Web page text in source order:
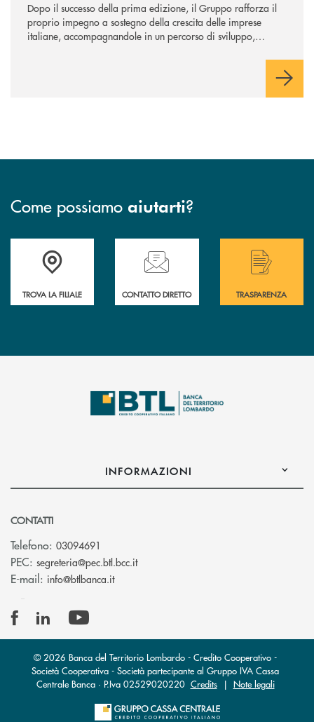
Dopo il successo della prima edizione, il Gruppo rafforza il
proprio impegno a sostegno della crescita delle imprese
italiane, accompagnandole in un percorso di sviluppo,
Come possiamo aiutarti?
Accedi all' elenco completo delle filiali .
TROVA LA FILIALE
Hai bisogno di assistenza immediata?
CONTATTO DIRETTO
Hai bisogno di
TRASPARENZA
INFORMAZIONI
CONTATTI
Telefono: 03094691
PEC: segreteria@pec.btl.bcc.it(si apre l’app di posta elettronica)
E-mail: info@btlbanca.it(si apre l’app di posta elettronica)
© 2026 Banca del Territorio Lombardo - Credito Cooperativo -
Società Cooperativa - Società partecipante al Gruppo IVA Cassa
Centrale Banca · P.Iva 02529020220 Credits| Note legali